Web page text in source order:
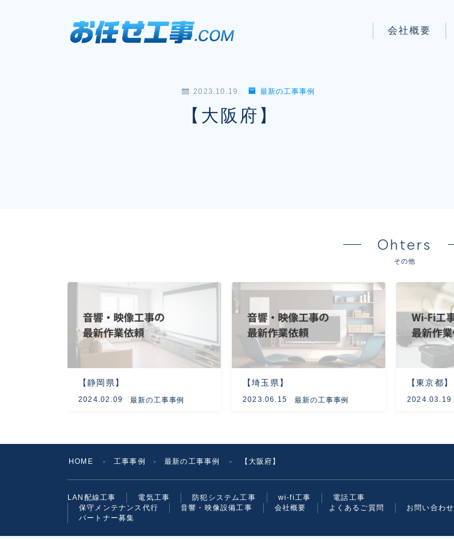
会社概要
2023.10.19 最新の工事事例
【大阪府】
Ohters
その他
【静岡県】
2024.02.09 最新の工事事例
【埼玉県】
2023.06.15 最新の工事事例
【東京都】
2024.03.19
HOME ＞ 工事事例 ＞ 最新の工事事例 ＞ 【大阪府】
LAN配線工事 電気工事 防犯システム工事 wi-fi工事
電話工事
保守メンテナンス代行
音響・映像設備工事 会社概要 よくあるご質問
お問い合わせ
パートナー募集